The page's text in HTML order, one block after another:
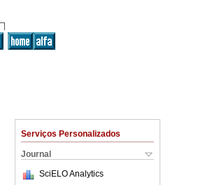
Serviços Personalizados
Journal
SciELO Analytics